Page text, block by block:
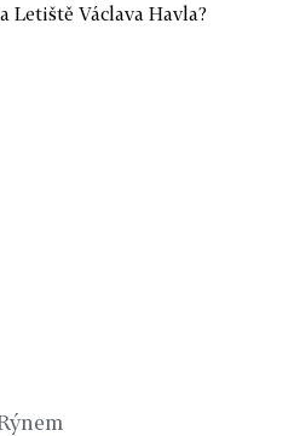
Letiště Václava Havla?